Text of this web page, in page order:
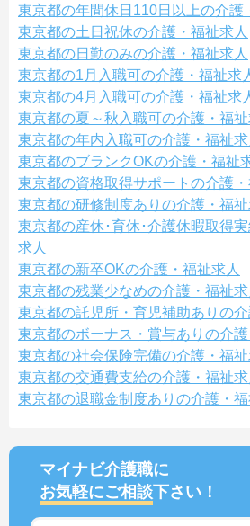
東京都の年間休日110日以上の介護
東京都の土日祝休の介護・福祉求人
東京都の日勤のみの介護・福祉求人
東京都の1月入職可の介護・福祉求
東京都の4月入職可の介護・福祉求
東京都の夏～秋入職可の介護・福祉
東京都の年内入職可の介護・福祉求
東京都のブランクOKの介護・福祉
東京都の資格取得サポートの介護・
東京都の研修制度ありの介護・福祉
東京都の産休･育休･介護休暇取得
求人
東京都の新卒OKの介護・福祉求人
東京都の残業少なめの介護・福祉求
東京都の託児所・育児補助ありの介
東京都のボーナス・賞与ありの介護
東京都の社会保険完備の介護・福祉
東京都の交通費支給の介護・福祉求
東京都の退職金制度ありの介護・福
マイナビ介護職に
お気軽にご相談下さい！